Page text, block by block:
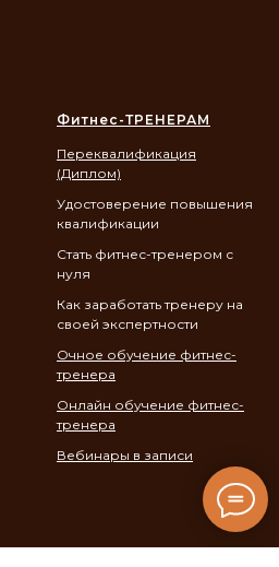
Фитнес-ТРЕНЕРАМ
Переквалификация
(Диплом)
Удостоверение повышения
квалификации
Стать фитнес-тренером с
нуля
Как заработать тренеру на
своей экспертности
Очное обучение фитнес-
тренера
Онлайн обучение фитнес-
тренера
Вебинары в записи